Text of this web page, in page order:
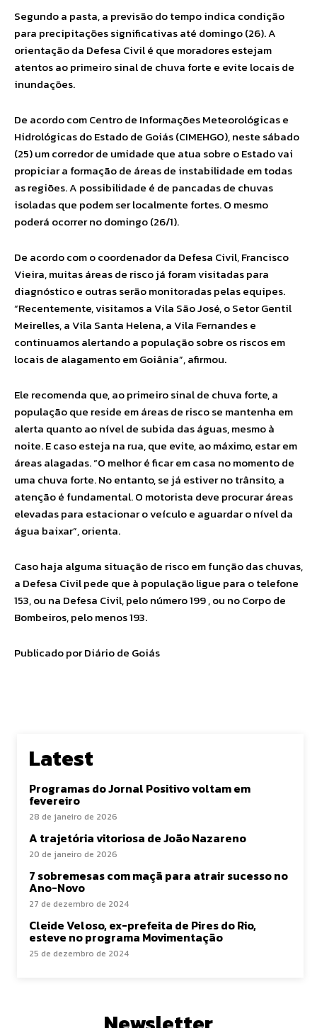
Segundo a pasta, a previsão do tempo indica condição
para precipitações significativas até domingo (26). A
orientação da Defesa Civil é que moradores estejam
atentos ao primeiro sinal de chuva forte e evite locais de
inundações.
De acordo com Centro de Informações Meteorológicas e
Hidrológicas do Estado de Goiás (CIMEHGO), neste sábado
(25) um corredor de umidade que atua sobre o Estado vai
propiciar a formação de áreas de instabilidade em todas
as regiões. A possibilidade é de pancadas de chuvas
isoladas que podem ser localmente fortes. O mesmo
poderá ocorrer no domingo (26/1).
De acordo com o coordenador da Defesa Civil, Francisco
Vieira, muitas áreas de risco já foram visitadas para
diagnóstico e outras serão monitoradas pelas equipes.
“Recentemente, visitamos a Vila São José, o Setor Gentil
Meirelles, a Vila Santa Helena, a Vila Fernandes e
continuamos alertando a população sobre os riscos em
locais de alagamento em Goiânia”, afirmou.
Ele recomenda que, ao primeiro sinal de chuva forte, a
população que reside em áreas de risco se mantenha em
alerta quanto ao nível de subida das águas, mesmo à
noite. E caso esteja na rua, que evite, ao máximo, estar em
áreas alagadas. “O melhor é ficar em casa no momento de
uma chuva forte. No entanto, se já estiver no trânsito, a
atenção é fundamental. O motorista deve procurar áreas
elevadas para estacionar o veículo e aguardar o nível da
água baixar”, orienta.
Caso haja alguma situação de risco em função das chuvas,
a Defesa Civil pede que à população ligue para o telefone
153, ou na Defesa Civil, pelo número 199 , ou no Corpo de
Bombeiros, pelo menos 193.
Publicado por Diário de Goiás
Latest
Programas do Jornal Positivo voltam em
fevereiro
28 de janeiro de 2026
A trajetória vitoriosa de João Nazareno
20 de janeiro de 2026
7 sobremesas com maçã para atrair sucesso no
Ano-Novo
27 de dezembro de 2024
Cleide Veloso, ex-prefeita de Pires do Rio,
esteve no programa Movimentação
25 de dezembro de 2024